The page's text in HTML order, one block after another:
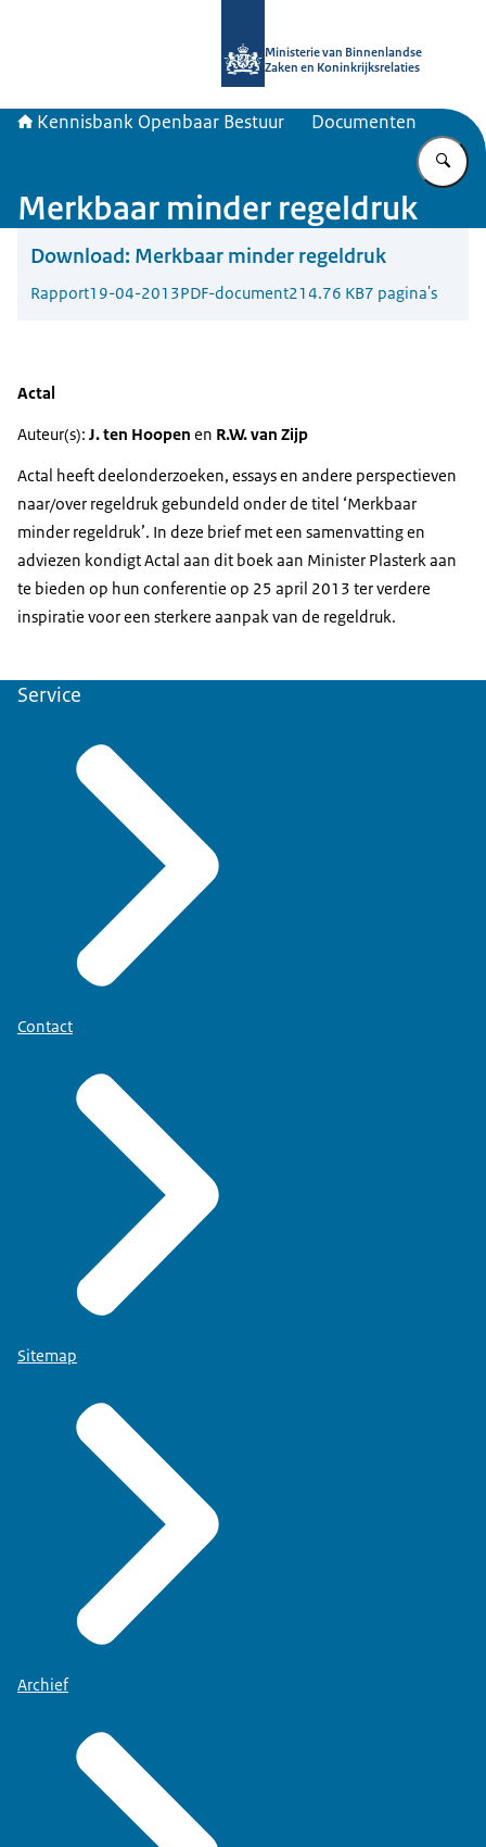
Ministerie van Binnenlandse
Zaken en Koninkrijksrelaties
Kennisbank Openbaar Bestuur Documenten
Merkbaar minder regeldruk
Download: Merkbaar minder regeldruk
Rapport19-04-2013PDF-document214.76 KB7 pagina's
Actal
Auteur(s): J. ten Hoopen en R.W. van Zijp
Actal heeft deelonderzoeken, essays en andere perspectieven
naar/over regeldruk gebundeld onder de titel ‘Merkbaar
minder regeldruk’. In deze brief met een samenvatting en
adviezen kondigt Actal aan dit boek aan Minister Plasterk aan
te bieden op hun conferentie op 25 april 2013 ter verdere
inspiratie voor een sterkere aanpak van de regeldruk.
Service
Contact
Sitemap
Archief